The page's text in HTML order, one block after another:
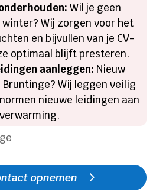
Wil je geen
winter? Wij zorgen voor het
en bijvullen van je CV-
optimaal blijft presteren.
aanleggen: Nieuw
Wij leggen veilig
nieuwe leidingen aan
opnemen